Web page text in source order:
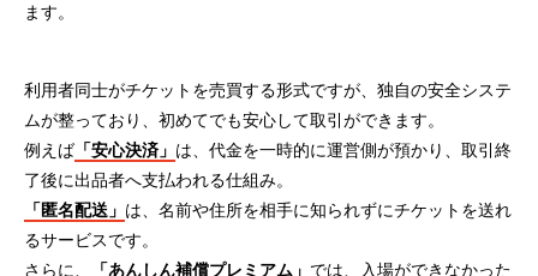
ます。
利用者同士がチケットを売買する形式ですが、独自の安全システ
ムが整っており、初めてでも安心して取引ができます。
例えば「安心決済」 は、代金を一時的に運営側が預かり、取引終
了後に出品者へ支払われる仕組み。
「匿名配送」 は、名前や住所を相手に知られずにチケットを送れ
るサービスです。
さらに、
「あんしん補償プレミアム」 では、入場ができなかった